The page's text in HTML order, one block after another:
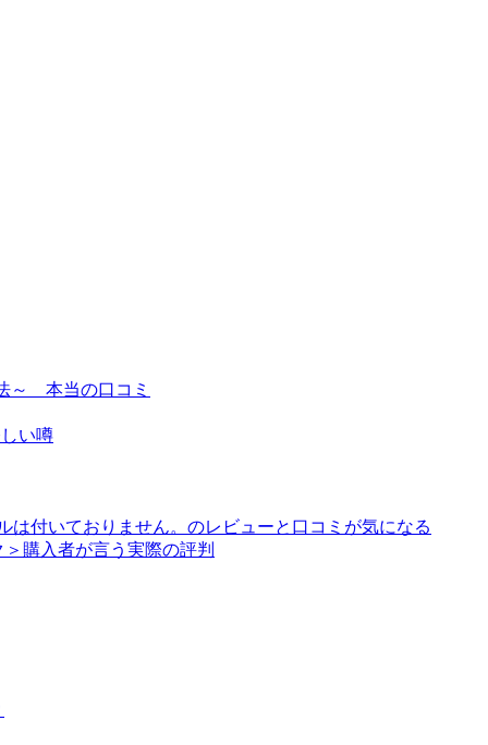
～ 本当の口コミ
い噂
付いておりません。のレビューと口コミが気になる
購入者が言う実際の評判